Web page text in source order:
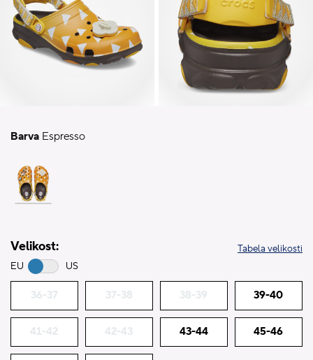
Barva Espresso
Velikost:
EU US
Tabela velikosti
36-37 37-38 38-39 39-40
41-42 42-43 43-44 45-46